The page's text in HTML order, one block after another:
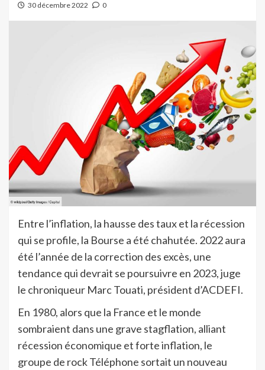
30 décembre 2022 0
Entre l’inflation, la hausse des taux et la récession
qui se profile, la Bourse a été chahutée. 2022 aura
été l’année de la correction des excès, une
tendance qui devrait se poursuivre en 2023, juge
le chroniqueur Marc Touati, président d’ACDEFI.
En 1980, alors que la France et le monde
sombraient dans une grave stagflation, alliant
récession économique et forte inflation, le
groupe de rock Téléphone sortait un nouveau